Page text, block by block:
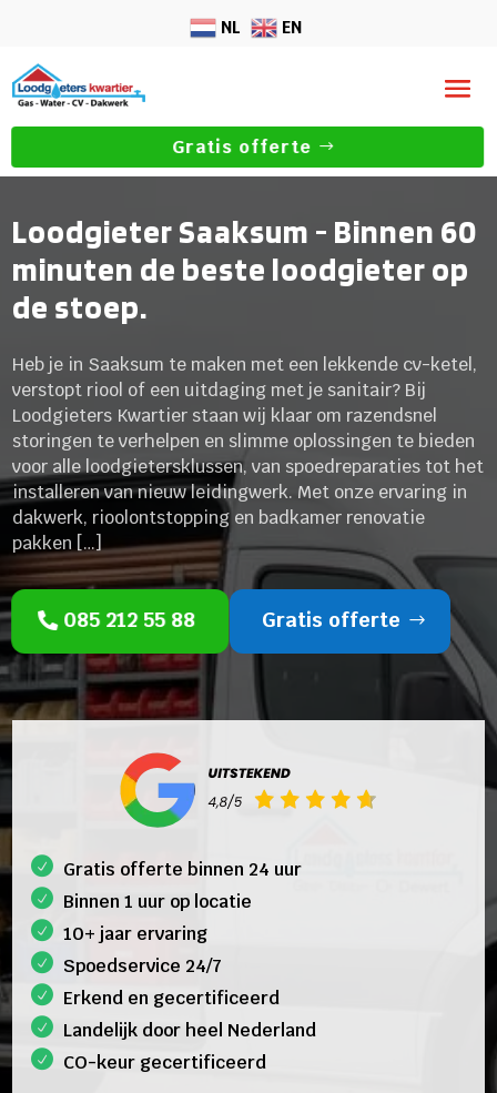
NL EN
Gratis offerte
Loodgieter Saaksum - Binnen 60
minuten de beste loodgieter op
de stoep.
Heb je in Saaksum te maken met een lekkende cv-ketel,
verstopt riool of een uitdaging met je sanitair? Bij
Loodgieters Kwartier staan wij klaar om razendsnel
storingen te verhelpen en slimme oplossingen te bieden
voor alle loodgietersklussen, van spoedreparaties tot het
installeren van nieuw leidingwerk. Met onze ervaring in
dakwerk, rioolontstopping en badkamer renovatie
pakken […]
085 212 55 88 Gratis offerte
Gratis offerte binnen 24 uur
Binnen 1 uur op locatie
10+ jaar ervaring
Spoedservice 24/7
Erkend en gecertificeerd
Landelijk door heel Nederland
CO-keur gecertificeerd